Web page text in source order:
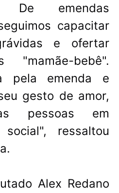
De emendas
capacitar
e ofertar
"mamãe-bebê".
pela emenda e
gesto de amor,
pessoas em
social", ressaltou
Alex Redano